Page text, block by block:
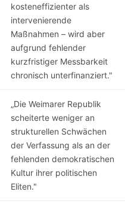
kosteneffizienter als
intervenierende
Maßnahmen – wird aber
aufgrund fehlender
kurzfristiger Messbarkeit
chronisch unterfinanziert."
„Die Weimarer Republik
scheiterte weniger an
strukturellen Schwächen
der Verfassung als an der
fehlenden demokratischen
Kultur ihrer politischen
Eliten."